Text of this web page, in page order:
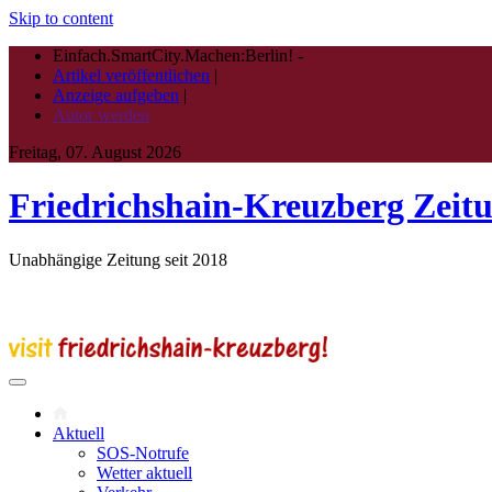
Skip to content
Einfach.SmartCity.Machen:Berlin! -
Artikel veröffentlichen |
Anzeige aufgeben |
Autor werden
Freitag, 07. August 2026
Friedrichshain-Kreuzberg
Unabhängige Zeitung seit 2018
Aktuell
SOS-Notrufe
Wetter aktuell